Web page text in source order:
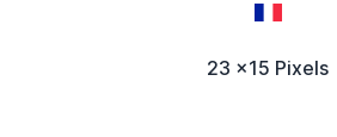
23 x15 Pixels